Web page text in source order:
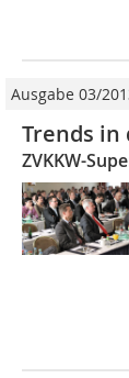
Ausgabe 03/
Trends in
ZVKKW-